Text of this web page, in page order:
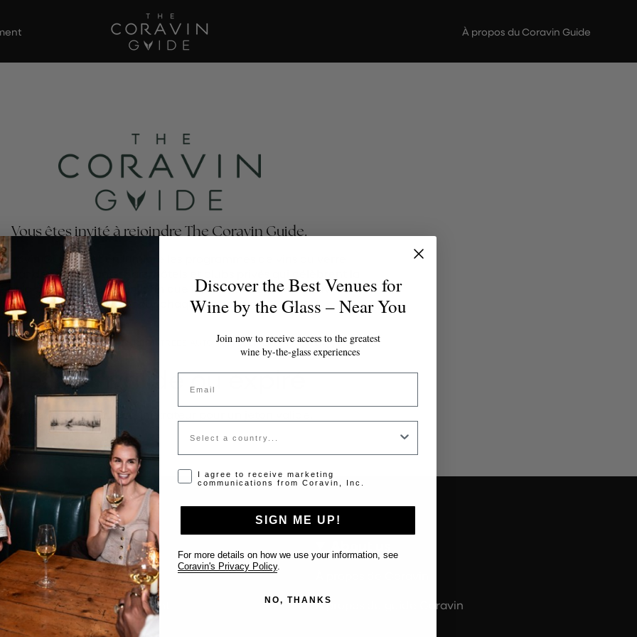
À propos du Coravin Guide
Vous êtes invité à rejoindre The Coravin Guide.
Guide met en lumière les programmes de vins au verre
par des restaurants, bars, hôtels et clubs privés qui célèbrent la
et la découverte du vin, afin que les amateurs de vin trouvent le
verre parfait pour chaque occasion.
VOS MODIFICATIONS SONT ENREGISTRÉES AUTOMATIQUEMENT AU FUR ET À MESURE.
Jeton invalide ou expiré
Veuillez contacter l'administrateur pour un jeton valide.
Support
Nous contacter
Inscrire votre établissement
FAQ
À propos du guide Coravin
Discover the Best Venues for
Wine by the Glass – Near You
Join now to receive access to the greatest
wine by-the-glass experiences
Email
Country
Opt-in disclaimer
I agree to receive marketing
communications from Coravin, Inc.
SIGN ME UP!
For more details on how we use your information, see
Coravin's Privacy Policy
NO, THANKS